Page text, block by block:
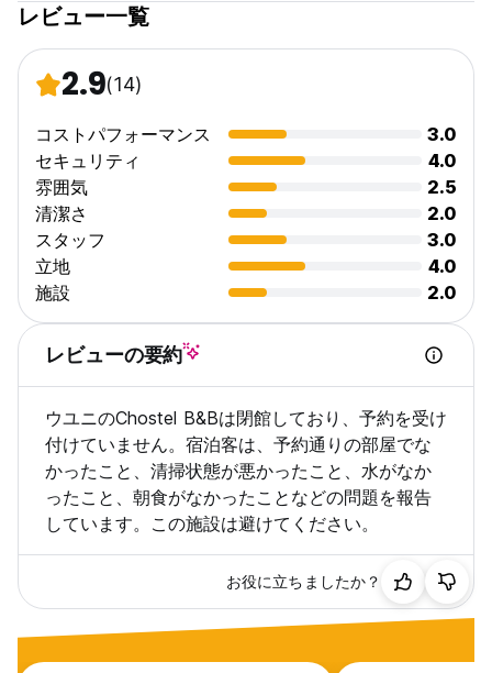
レビュー一覧
2.9(14)
コストパフォーマンス
3.0
セキュリティ
4.0
雰囲気
2.5
清潔さ
2.0
スタッフ
3.0
立地
4.0
施設
2.0
レビューの要約
ウユニのChostel B&Bは閉館しており、予約を受け
付けていません。宿泊客は、予約通りの部屋でな
かったこと、清掃状態が悪かったこと、水がなか
ったこと、朝食がなかったことなどの問題を報告
しています。この施設は避けてください。
お役に立ちましたか？